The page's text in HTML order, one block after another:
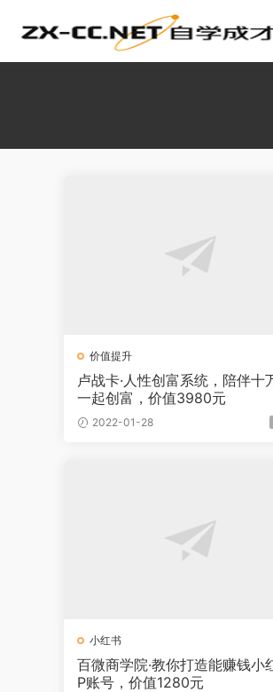
价值提升
卢战卡·人性创富系统，陪伴十
一起创富，价值3980元
2022-01-28
小红书
百微商学院·教你打造能赚钱小
P账号，价值1280元